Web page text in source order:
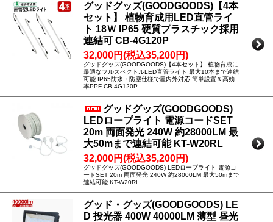
グッドグッズ(GOODGOODS)【4本
セット】 植物育成用LED直管ライ
ト 18Ｗ IP65 硬質プラスチック採用
連結可 CB-4G120P
32,000円(税込35,200円)
グッドグッズ(GOODGOODS)【4本セット】 植物育成に
最適なフルスペクトルLED直管ライト 最大10本まで連結
可能 IP65防水・防塵仕様で屋内外対応 簡単設置＆高効
率PPF CB-4G120P
グッドグッズ(GOODGOODS)
LEDロープライト 電源コードSET
20m 両面発光 240W 約28000LM 最
大50mまで連結可能 KT-W20RL
32,000円(税込35,200円)
グッドグッズ(GOODGOODS) LEDロープライト 電源コ
ードSET 20m 両面発光 240W 約28000LM 最大50mまで
連結可能 KT-W20RL
グッド・グッズ(GOODGOODS) LE
D 投光器 400W 40000LM 薄型 昼光